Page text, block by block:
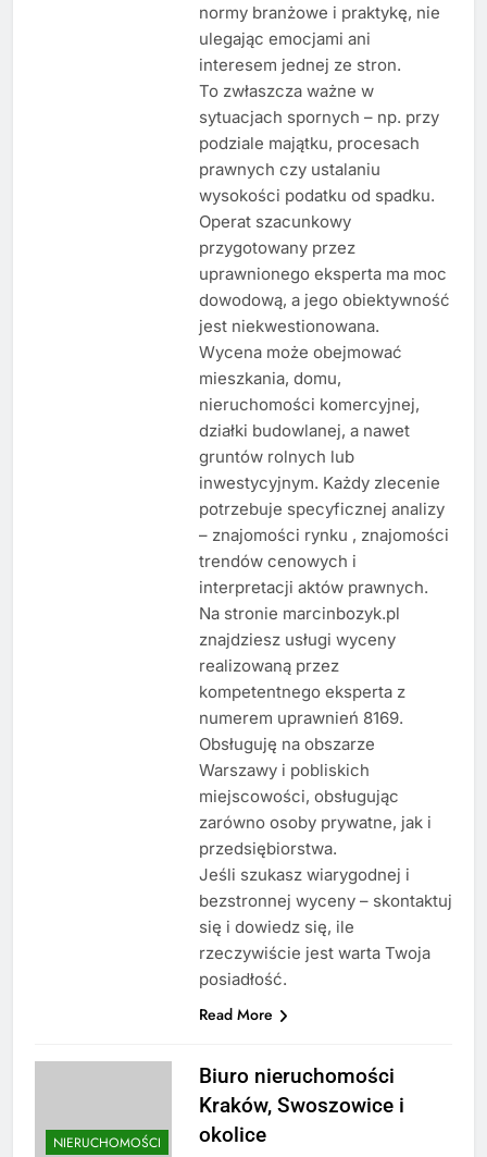
normy branżowe i praktykę, nie
ulegając emocjami ani
interesem jednej ze stron.
To zwłaszcza ważne w
sytuacjach spornych – np. przy
podziale majątku, procesach
prawnych czy ustalaniu
wysokości podatku od spadku.
Operat szacunkowy
przygotowany przez
uprawnionego eksperta ma moc
dowodową, a jego obiektywność
jest niekwestionowana.
Wycena może obejmować
mieszkania, domu,
nieruchomości komercyjnej,
działki budowlanej, a nawet
gruntów rolnych lub
inwestycyjnym. Każdy zlecenie
potrzebuje specyficznej analizy
– znajomości rynku , znajomości
trendów cenowych i
interpretacji aktów prawnych.
Na stronie marcinbozyk.pl
znajdziesz usługi wyceny
realizowaną przez
kompetentnego eksperta z
numerem uprawnień 8169.
Obsługuję na obszarze
Warszawy i pobliskich
miejscowości, obsługując
zarówno osoby prywatne, jak i
przedsiębiorstwa.
Jeśli szukasz wiarygodnej i
bezstronnej wyceny – skontaktuj
się i dowiedz się, ile
rzeczywiście jest warta Twoja
posiadłość.
Read More
NIERUCHOMOŚCI
Biuro nieruchomości
Kraków, Swoszowice i
okolice